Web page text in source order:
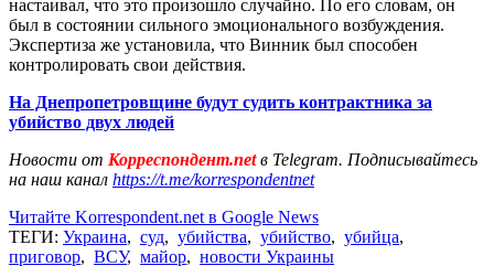
настаивал, что это произошло случайно. По его словам, он
был в состоянии сильного эмоционального возбуждения.
Экспертиза же установила, что Винник был способен
контролировать свои действия.
На Днепропетровщине будут судить контрактника за
убийство двух людей
Новости от Корреспондент.netв Telegram. Подписывайтесь
на наш канал https://t.me/korrespondentnet
Читайте Korrespondent.net в Google News
ТЕГИ: Украина, суд, убийства, убийство, убийца,
приговор, ВСУ, майор, новости Украины